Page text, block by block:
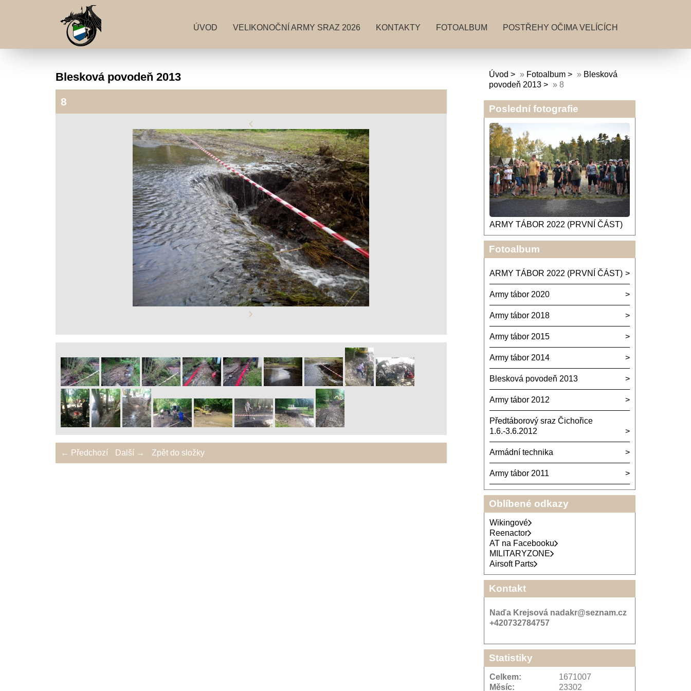
ÚVOD VELIKONOČNÍ ARMY SRAZ 2026 KONTAKTY FOTOALBUM POSTŘEHY OČIMA VELÍCÍCH
Blesková povodeň 2013
8
← Předchozí Další → Zpět do složky
Úvod » Fotoalbum » Blesková
povodeň 2013
» 8
Poslední fotografie
ARMY TÁBOR 2022 (PRVNÍ ČÁST)
Fotoalbum
ARMY TÁBOR 2022 (PRVNÍ ČÁST)
Army tábor 2020
Army tábor 2018
Army tábor 2015
Army tábor 2014
Blesková povodeň 2013
Army tábor 2012
Předtáborový sraz Čichořice
1.6.-3.6.2012
Armádní technika
Army tábor 2011
Oblíbené odkazy
Wikingové
Reenactor
AT na Facebooku
MILITARYZONE
Airsoft Parts
Kontakt
Naďa Krejsová nadakr@seznam.cz
+420732784757
Statistiky
Celkem:
1671007
Měsíc:
23302